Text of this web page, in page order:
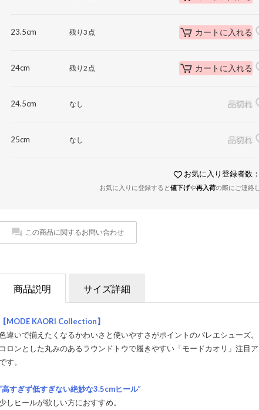
23.5cm 残り3点 カートに入れる
24cm 残り2点 カートに入れる
24.5cm なし 品切れ
25cm なし 品切れ
お気に入り登録者数：
お気に入りに登録すると値下げや再入荷の際にご連絡
この商品に関するお問い合わせ
商品説明 サイズ詳細
【MODE KAORI Collection】
違いで揃えたくなるかわいさと使いやすさがポイントのバレエシューズ。
コロンとした丸みのあるラウンドトウで履きやすい「モードカオリ」注目
す。
“高すぎず低すぎない絶妙な3.5cmヒール”
少しヒールが欲しい方におすすめ。